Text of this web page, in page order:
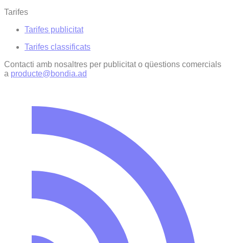
Tarifes
Tarifes publicitat
Tarifes classificats
Contacti amb nosaltres per publicitat o qüestions comercials
a producte@bondia.ad